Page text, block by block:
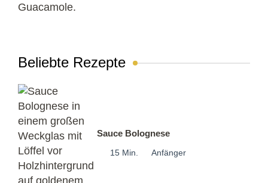
Beliebte Rezepte
Sauce Bolognese
15 Min. Anfänger